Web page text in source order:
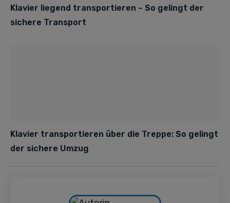
Klavier liegend transportieren – So gelingt der
sichere Transport
Klavier transportieren über die Treppe: So gelingt
der sichere Umzug